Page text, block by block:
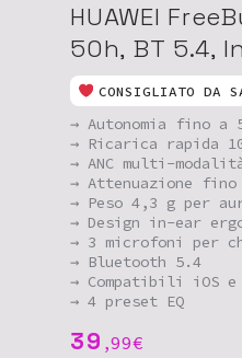
HUAWEI
50h, BT 5.4,
CONSIGLIATO DA
→ Autonomia fino a
→ Ricarica rapida
→ ANC multi-
→ Attenuazione fino
→ Peso 4,3 g per
→ Design in-ear
→ 3 microfoni per
→ Bluetooth 5.4
→ Compatibili iOS e
→ 4 preset EQ
39 ,99€